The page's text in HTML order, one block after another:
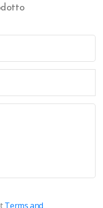
Terms and